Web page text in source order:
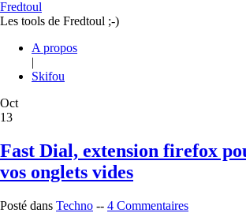
Fredtoul
Les tools de Fredtoul ;-)
A propos
|
Skifou
Oct
13
Fast Dial, extension firefox
vos onglets vides
Posté dans Techno -- 4 Commentaires